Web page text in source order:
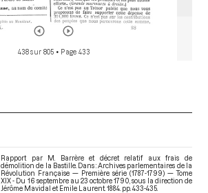
438 sur 805 • Page 433
Rapport par M. Barrère et décret relatif aux frais de
démolition de la Bastille. Dans : Archives parlementaires de la
Révolution Française — Première série (1787-1799) — Tome
XIX - Du 16 septembre au 23 octobre 1790 , sous la direction de
Jérôme Mavidal et Emile Laurent. 1884. pp. 433-435.